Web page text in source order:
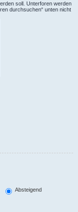
soll. Unterforen werden
durchsuchen“ unten nicht
Absteigend